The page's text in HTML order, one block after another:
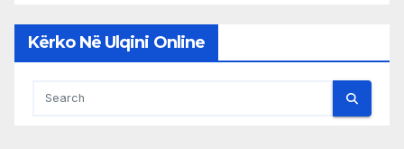
Kërko Në Ulqini Online